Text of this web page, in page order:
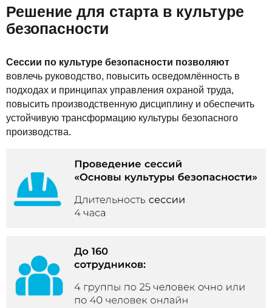
Решение для старта в культуре
безопасности
Сессии по культуре безопасности позволяют
вовлечь руководство, повысить осведомлённость в
подходах и принципах управления охраной труда,
повысить производственную дисциплину и обеспечить
устойчивую трансформацию культуры безопасного
производства.